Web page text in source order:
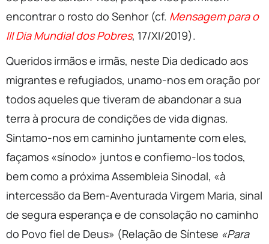
encontrar o rosto do Senhor (cf. Mensagem para o
III Dia Mundial dos Pobres, 17/XI/2019).
Queridos irmãos e irmãs, neste Dia dedicado aos
migrantes e refugiados, unamo-nos em oração por
todos aqueles que tiveram de abandonar a sua
terra à procura de condições de vida dignas.
Sintamo-nos em caminho juntamente com eles,
façamos «sínodo» juntos e confiemo-los todos,
bem como a próxima Assembleia Sinodal, «à
intercessão da Bem-Aventurada Virgem Maria, sinal
de segura esperança e de consolação no caminho
do Povo fiel de Deus» (Relação de Síntese «Para